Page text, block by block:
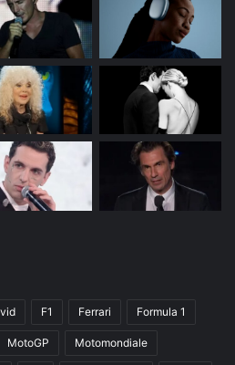
F1 Ferrari Formula 1
MotoGP Motomondiale